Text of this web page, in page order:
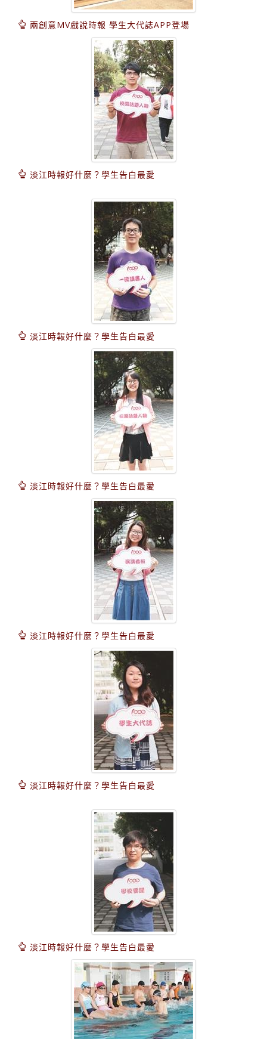
兩創意MV戲說時報 學生大代誌APP登場
淡江時報好什麼？學生告白最愛
淡江時報好什麼？學生告白最愛
淡江時報好什麼？學生告白最愛
淡江時報好什麼？學生告白最愛
淡江時報好什麼？學生告白最愛
淡江時報好什麼？學生告白最愛